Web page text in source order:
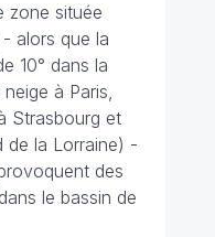
zone située
alors que la
10° dans la
à Paris,
Strasbourg et
de la Lorraine) -
des
le bassin de